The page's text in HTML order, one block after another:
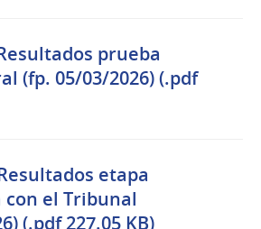
prueba
(fp. 05/03/2026) (.pdf
etapa
el Tribunal
(.pdf 227.05 KB)